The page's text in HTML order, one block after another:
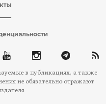
в публикациях, а также
не обязательно отражают